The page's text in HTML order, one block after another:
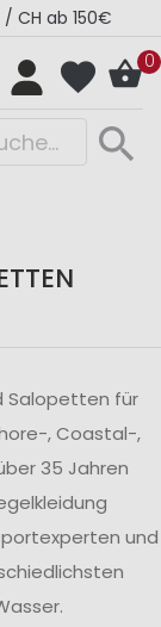
Sale
0
Salopetten für
, Coastal-,
35 Jahren
und